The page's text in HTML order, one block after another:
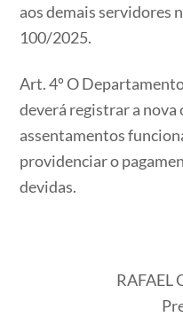
aos demais servidores
100/2025.
Art. 4º O
deverá registrar a nova
assentamentos
providenciar o
devidas.
RAFAEL